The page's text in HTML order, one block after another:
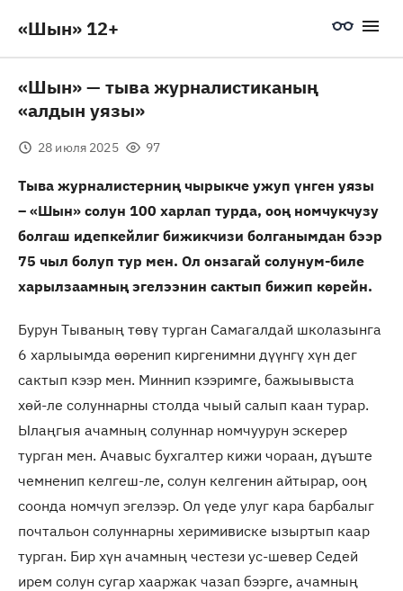
«Шын» 12+
«Шын» — тыва журналистиканың
«алдын уязы»
28 июля 2025 97
Тыва журналистерниң чырыкче ужуп үнген уязы
– «Шын» солун 100 харлап турда, ооң номчукчузу
болгаш идепкейлиг бижикчизи болганымдан бээр
75 чыл болуп тур мен. Ол онзагай солунум-биле
харылзаамның эгелээнин сактып бижип көрейн.
Бурун Тываның төвү турган Самагалдай школазынга
6 харлыымда өөренип киргенимни дүүнгү хүн дег
сактып кээр мен. Миннип кээримге, бажыывыста
хөй-ле солуннарны столда чыый салып каан турар.
Ылаңгыя ачамның солуннар номчуурун эскерер
турган мен. Ачавыс бухгалтер кижи чораан, дүъште
чемненип келгеш-ле, солун келгенин айтырар, ооң
соонда номчуп эгелээр. Ол үеде улуг кара барбалыг
почтальон солуннарны херимивиске ызыртып каар
турган. Бир хүн ачамның честези ус-шевер Седей
ирем солун сугар хааржак чазап бээрге, ачамның